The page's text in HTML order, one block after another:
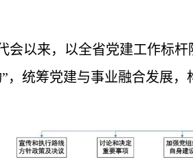
会以来，以全省党建工作标
，统筹党建与事业融合发展